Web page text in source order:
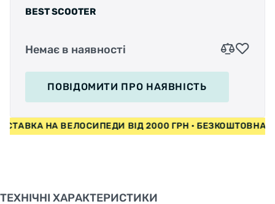
BEST SCOOTER
Немає в наявності
ПОВІДОМИТИ ПРО НАЯВНІСТЬ
НА ВЕЛОСИПЕДИ ВІД 2000 ГРН • БЕЗКОШТОВНА
ТЕХНІЧНІ ХАРАКТЕРИСТИКИ